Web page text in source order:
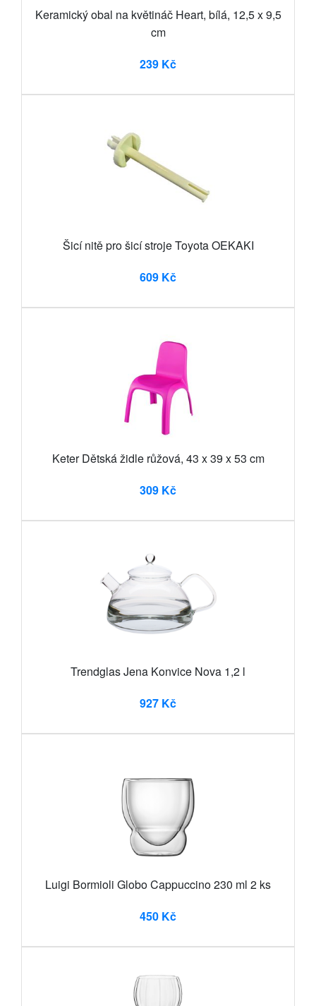
Keramický obal na květináč Heart, bílá, 12,5 x 9,5
cm
239 Kč
Šicí nitě pro šicí stroje Toyota OEKAKI
609 Kč
Keter Dětská židle růžová, 43 x 39 x 53 cm
309 Kč
Trendglas Jena Konvice Nova 1,2 l
927 Kč
Luigi Bormioli Globo Cappuccino 230 ml 2 ks
450 Kč